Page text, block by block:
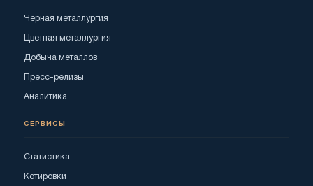
Черная металлургия
Цветная металлургия
Добыча металлов
Пресс-релизы
Аналитика
СЕРВИСЫ
Статистика
Котировки